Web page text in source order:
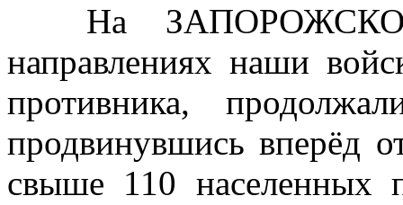
На
направлениях наши
противника,
продвинувшись вперёд
свыше 110 населенных